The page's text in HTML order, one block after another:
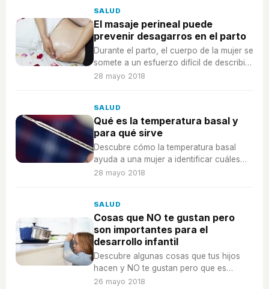
SALUD
El masaje perineal puede
prevenir desagarros en el parto
Durante el parto, el cuerpo de la mujer se
somete a un esfuerzo difícil de describir.
Incluso se expone a desgarros y
28 mayo 2018
SALUD
Qué es la temperatura basal y
para qué sirve
Descubre cómo la temperatura basal
ayuda a una mujer a identificar cuáles
son sus días más fértiles.
28 mayo 2018
SALUD
Cosas que NO te gustan pero
son importantes para el
desarrollo infantil
Descubre algunas cosas que tus hijos
hacen y NO te gustan pero que es
necesario para su buen desarrollo.
26 mayo 2018